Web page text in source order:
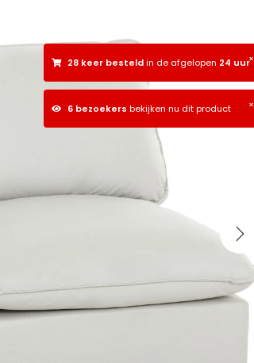
×
28 keer besteldin de afgelopen 24 uur
×
6 bezoekers bekijken nu dit product